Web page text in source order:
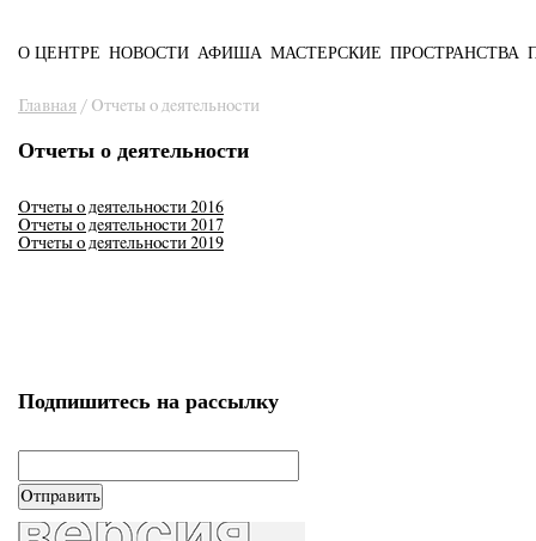
Главное меню
О ЦЕНТРЕ НОВОСТИ АФИША МАСТЕРСКИЕ ПРОСТРАНСТВА
Вы здесь
Главная / Отчеты о деятельности
Отчеты о деятельности
Отчеты о деятельности 2016
Отчеты о деятельности 2017
Отчеты о деятельности 2019
Подпишитесь на рассылку